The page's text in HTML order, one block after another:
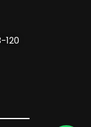
120